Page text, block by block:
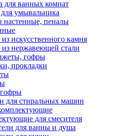
для ванных комнат
умывальника
пеналы
искусственного камня
нержавеющей стали
гофры
прокладки
для стиральных машин
для смесителя
для ванны и душа